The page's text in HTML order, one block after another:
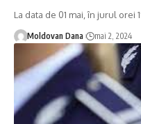
La data de 01 mai, în jurul orei
Moldovan Dana mai 2, 2024